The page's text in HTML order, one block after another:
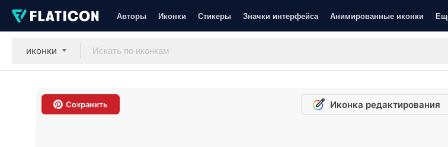
Авторы Иконки Стикеры Значки интерфейса Анимированные иконки
иконки
Сохранить Иконка редактирования